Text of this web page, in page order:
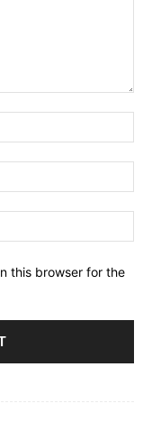
this browser for the